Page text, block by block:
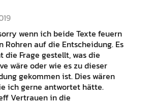
wenn ich beide Texte feuern
Rohren auf die Entscheidung. Es
die Frage gestellt, was die
wäre oder wie es zu dieser
gekommen ist. Dies wären
ich gerne antwortet hätte.
Vertrauen in die